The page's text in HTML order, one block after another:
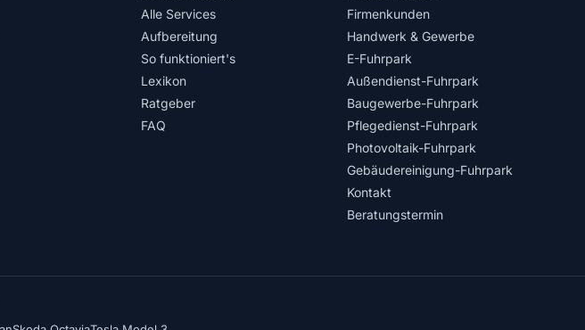
Alle Services
Aufbereitung
So funktioniert's
Lexikon
Ratgeber
FAQ
Firmenkunden
Handwerk & Gewerbe
E-Fuhrpark
Außendienst-Fuhrpark
Baugewerbe-Fuhrpark
Pflegedienst-Fuhrpark
Photovoltaik-Fuhrpark
Gebäudereinigung-Fuhrpark
Kontakt
Beratungstermin